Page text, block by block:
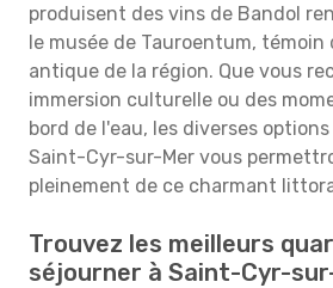
produisent des vins de Bandol
le musée de Tauroentum, témoin
antique de la région. Que vous
immersion culturelle ou des
bord de l'eau, les diverses
Saint-Cyr-sur-Mer vous
pleinement de ce charmant
Trouvez les meilleurs
séjourner à Saint-Cyr-